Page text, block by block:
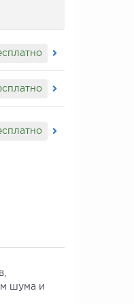
шума и